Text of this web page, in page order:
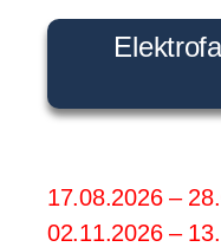
17.08.2026 –
02.11.2026 –